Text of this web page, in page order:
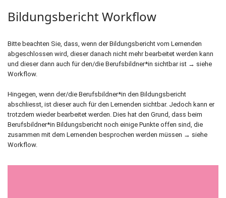
Bildungsbericht Workflow
Bitte beachten Sie, dass, wenn der Bildungsbericht vom Lernenden
abgeschlossen wird, dieser danach nicht mehr bearbeitet werden kann
und dieser dann auch für den/die Berufsbildner*in sichtbar ist → siehe
Workflow.
Hingegen, wenn der/die Berufsbildner*in den Bildungsbericht
abschliesst, ist dieser auch für den Lernenden sichtbar. Jedoch kann er
trotzdem wieder bearbeitet werden. Dies hat den Grund, dass beim
Berufsbildner*in Bildungsbericht noch einige Punkte offen sind, die
zusammen mit dem Lernenden besprochen werden müssen → siehe
Workflow.